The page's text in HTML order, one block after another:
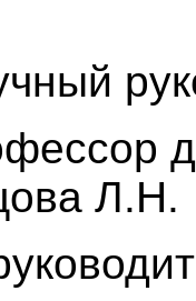
Л.Н.